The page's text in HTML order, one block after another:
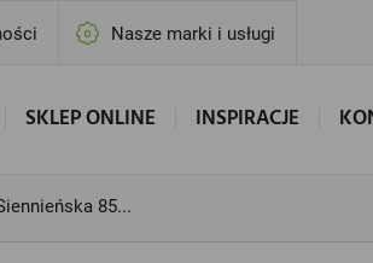
Nasze marki i usługi
SKLEP ONLINE INSPIRACJE
85...